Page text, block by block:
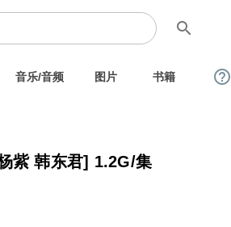
search
音乐/音频 图片 书籍 help_outline
[剧情 古装][杨紫 韩东君] 1.2G/集